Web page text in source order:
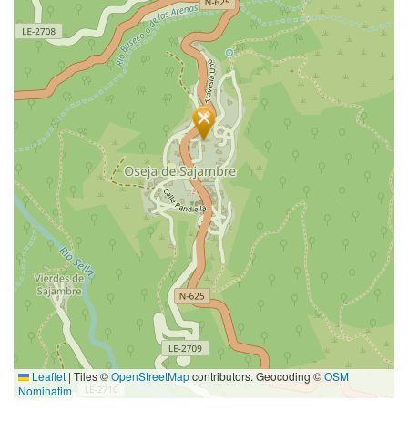
Leaflet | Tiles ©OpenStreetMapcontributors. Geocoding ©OSM
Nominatim